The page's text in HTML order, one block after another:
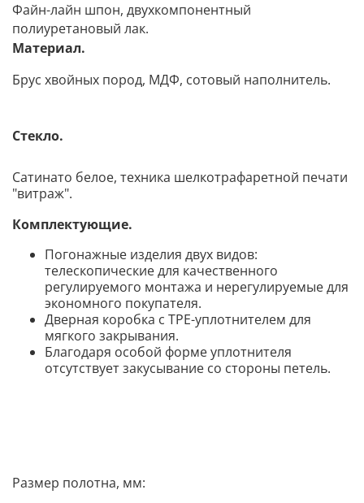
Файн-лайн шпон, двухкомпонентный
полиуретановый лак.
Материал.
Брус хвойных пород, МДФ, сотовый наполнитель.
Стекло.
Сатинато белое, техника шелкотрафаретной печати
"витраж".
Комплектующие.
Погонажные изделия двух видов:
телескопические для качественного
регулируемого монтажа и нерегулируемые для
экономного покупателя.
Дверная коробка с TPE-уплотнителем для
мягкого закрывания.
Благодаря особой форме уплотнителя
отсутствует закусывание со стороны петель.
Размер полотна, мм: